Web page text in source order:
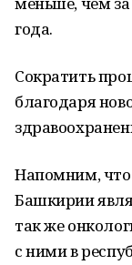
года.
Сократить
благодаря
Напомним, что
Башкирии
так же
с ними в